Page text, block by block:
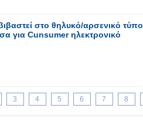
στο θηλυκό/αρσενικό τύπο
για Cunsumer ηλεκτρονικό
3 4 5 6 7 8